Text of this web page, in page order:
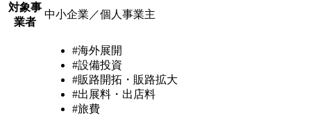
対象事
業者
中小企業／個人事業主
#海外展開
#設備投資
#販路開拓・販路拡大
#出展料・出店料
#旅費